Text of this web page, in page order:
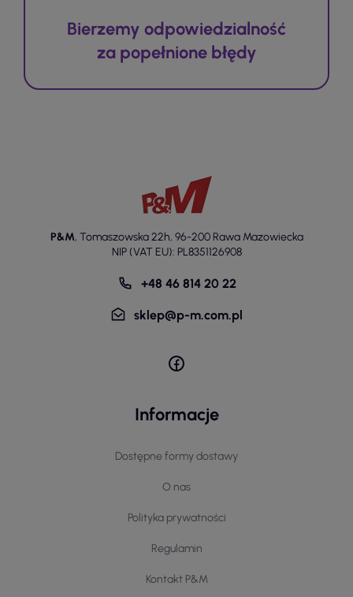
Bierzemy odpowiedzialność
za popełnione błędy
P&M, Tomaszowska 22h, 96-200 Rawa Mazowiecka
NIP (VAT EU): PL8351126908
+48 46 814 20 22
sklep@p-m.com.pl
Informacje
Dostępne formy dostawy
O nas
Polityka prywatności
Regulamin
Kontakt P&M